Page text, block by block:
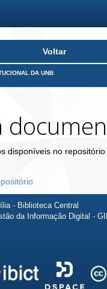
Voltar
DA UNB
disponíveis no
- Biblioteca Central
da Informação Digital -